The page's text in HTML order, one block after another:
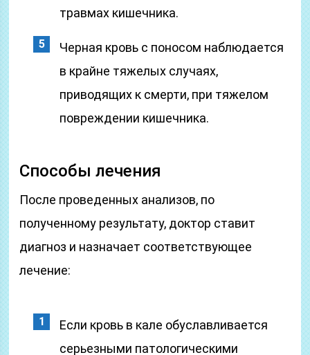
травмах кишечника.
Черная кровь с поносом наблюдается
в крайне тяжелых случаях,
приводящих к смерти, при тяжелом
повреждении кишечника.
Способы лечения
После проведенных анализов, по
полученному результату, доктор ставит
диагноз и назначает соответствующее
лечение:
Если кровь в кале обуславливается
серьезными патологическими